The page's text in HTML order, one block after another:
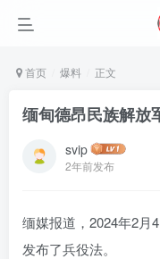
首页 爆料 正文
缅甸德昂民族解放
svip
2年前发布
缅媒报道，2024年2月
发布了兵役法。